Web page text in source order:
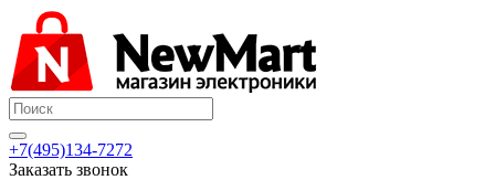
+7(495)134-7272
Заказать звонок